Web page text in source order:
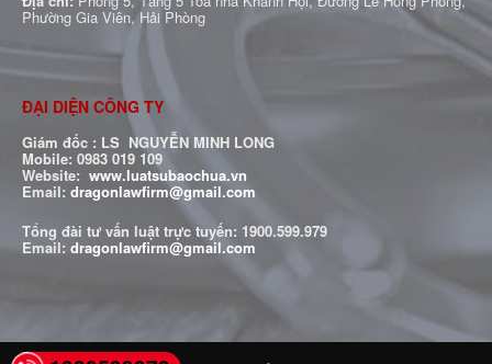
Phường Gia Viên, Hải Phòng
ĐẠI DIỆN CÔNG TY
Giám đốc : LS NGUYỄN MINH LONG
Mobile: 0983 019 109
Website: www.luatsubaochua.vn
Email: dragonlawfirm@gmail.com
Tổng đài tư vấn luật trực tuyến: 1900.599.979
Email: dragonlawfirm@gmail.com